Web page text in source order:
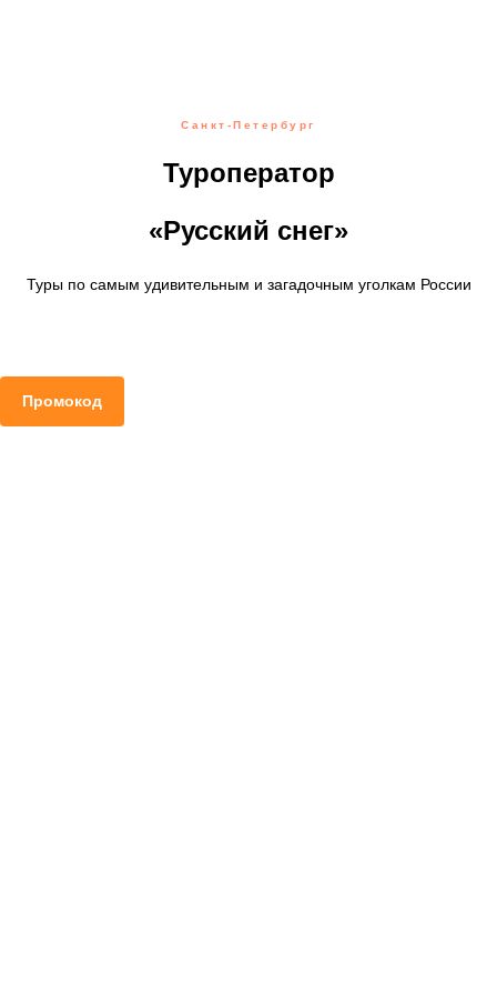
Санкт-Петербург
Туроператор
«Русский снег»
Туры по самым удивительным и загадочным уголкам России
Промокод